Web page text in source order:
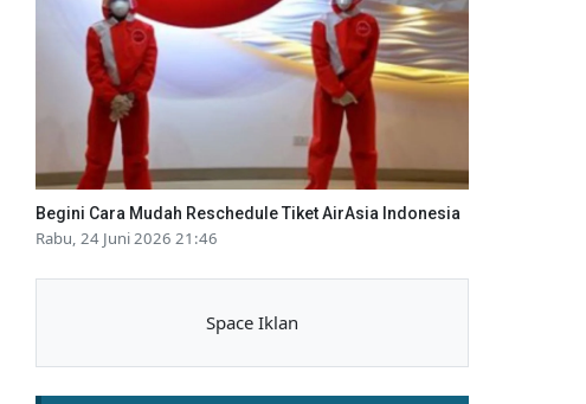
Begini Cara Mudah Reschedule Tiket AirAsia Indonesia
Rabu, 24 Juni 2026 21:46
Space Iklan